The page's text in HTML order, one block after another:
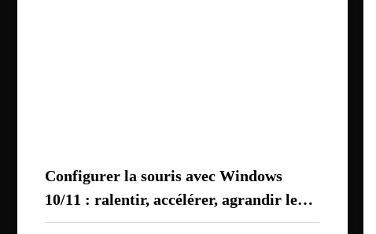
Configurer la souris avec Windows
10/11 : ralentir, accélérer, agrandir le
curseur, couleur…